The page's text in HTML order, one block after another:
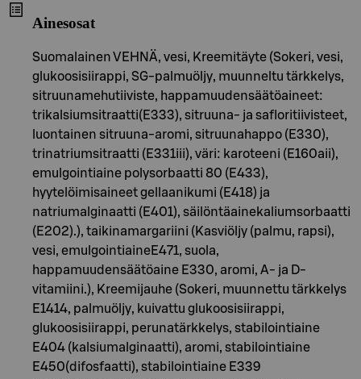
Ainesosat
Suomalainen VEHNÄ, vesi, Kreemitäyte (Sokeri, vesi,
glukoosisiirappi, SG-palmuöljy, muunneltu tärkkelys,
sitruunamehutiiviste, happamuudensäätöaineet:
trikalsiumsitraatti(E333), sitruuna- ja safloritiivisteet,
luontainen sitruuna-aromi, sitruunahappo (E330),
trinatriumsitraatti (E331iii), väri: karoteeni (E160aii),
emulgointiaine polysorbaatti 80 (E433),
hyytelöimisaineet gellaanikumi (E418) ja
natriumalginaatti (E401), säilöntäainekaliumsorbaatti
(E202).), taikinamargariini (Kasviöljy (palmu, rapsi),
vesi, emulgointiaineE471, suola,
happamuudensäätöaine E330, aromi, A- ja D-
vitamiini.), Kreemijauhe (Sokeri, muunnettu tärkkelys
E1414, palmuöljy, kuivattu glukoosisiirappi,
glukoosisiirappi, perunatärkkelys, stabilointiaine
E404 (kalsiumalginaatti), aromi, stabilointiaine
E450(difosfaatti), stabilointiaine E339